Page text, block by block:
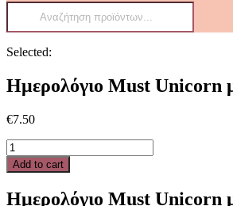
Products
Selected:
Ημερολόγιο Must Unicorn
€7.50
Ημερολόγιο
Must
Unicorn
κλειδαριά,
Add to cart
Ημερολόγιο Must Unicorn